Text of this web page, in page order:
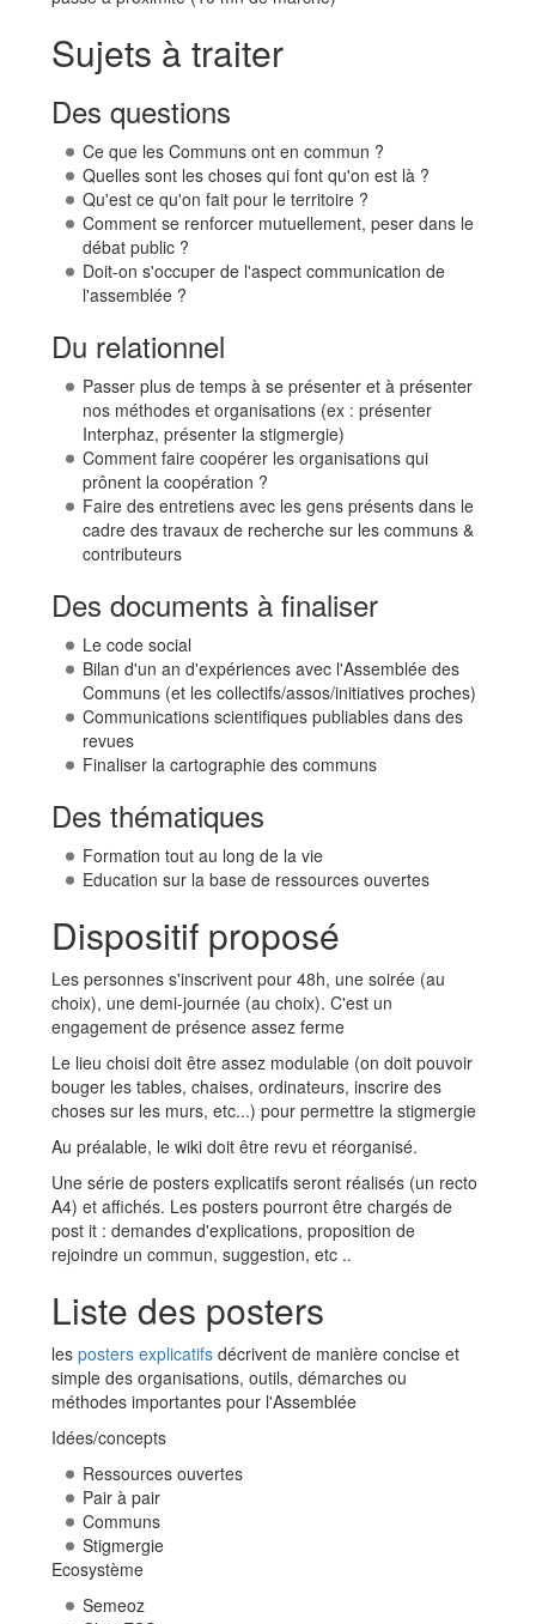
Sujets à traiter
Des questions
Ce que les Communs ont en commun ?
Quelles sont les choses qui font qu'on est là ?
Qu'est ce qu'on fait pour le territoire ?
Comment se renforcer mutuellement, peser dans le
débat public ?
Doit-on s'occuper de l'aspect communication de
l'assemblée ?
Du relationnel
Passer plus de temps à se présenter et à présenter
nos méthodes et organisations (ex : présenter
Interphaz, présenter la stigmergie)
Comment faire coopérer les organisations qui
prônent la coopération ?
Faire des entretiens avec les gens présents dans le
cadre des travaux de recherche sur les communs &
contributeurs
Des documents à finaliser
Le code social
Bilan d'un an d'expériences avec l'Assemblée des
Communs (et les collectifs/assos/initiatives proches)
Communications scientifiques publiables dans des
revues
Finaliser la cartographie des communs
Des thématiques
Formation tout au long de la vie
Education sur la base de ressources ouvertes
Dispositif proposé
Les personnes s'inscrivent pour 48h, une soirée (au
choix), une demi-journée (au choix). C'est un
engagement de présence assez ferme
Le lieu choisi doit être assez modulable (on doit pouvoir
bouger les tables, chaises, ordinateurs, inscrire des
choses sur les murs, etc...) pour permettre la stigmergie
Au préalable, le wiki doit être revu et réorganisé.
Une série de posters explicatifs seront réalisés (un recto
A4) et affichés. Les posters pourront être chargés de
post it : demandes d'explications, proposition de
rejoindre un commun, suggestion, etc ..
Liste des posters
les posters explicatifs décrivent de manière concise et
simple des organisations, outils, démarches ou
méthodes importantes pour l'Assemblée
Idées/concepts
Ressources ouvertes
Pair à pair
Communs
Stigmergie
Ecosystème
Semeoz